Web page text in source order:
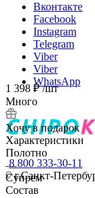
Вконтакте
Facebook
Instagram
Telegram
Viber
Viber
WhatsApp
8 800 333-30-11
г.Санкт-
1 398 ₽ /шт
Много
Хочу в подарок
Характеристики
Полотно
—
Супрем
Состав